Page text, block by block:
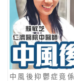
中風後抑鬱症竟